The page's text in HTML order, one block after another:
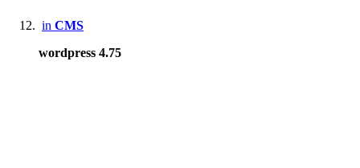
in CMS
wordpress 4.75